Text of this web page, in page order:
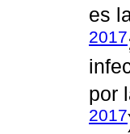
es
2017
por
2017